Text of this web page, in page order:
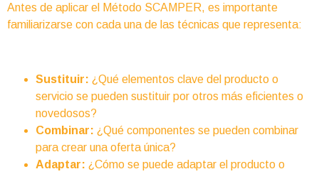
Antes de aplicar el Método SCAMPER, es importante
familiarizarse con cada una de las técnicas que representa:
Sustituir: ¿Qué elementos clave del producto o
servicio se pueden sustituir por otros más eficientes o
novedosos?
Combinar: ¿Qué componentes se pueden combinar
para crear una oferta única?
Adaptar: ¿Cómo se puede adaptar el producto o